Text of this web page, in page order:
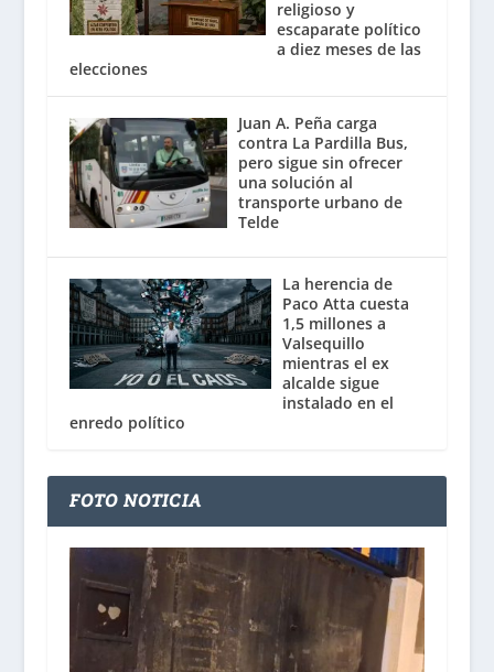
religioso y
escaparate político
a diez meses de las
elecciones
Juan A. Peña carga
contra La Pardilla Bus,
pero sigue sin ofrecer
una solución al
transporte urbano de
Telde
La herencia de
Paco Atta cuesta
1,5 millones a
Valsequillo
mientras el ex
alcalde sigue
instalado en el
enredo político
FOTO NOTICIA